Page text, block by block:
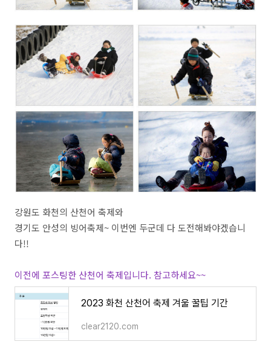
강원도 화천의 산천어 축제와
경기도 안성의 빙어축제~ 이번엔 두군데 다 도전해봐야겠습니
다!!
이전에 포스팅한 산천어 축제입니다. 참고하세요~~
2023 화천 산천어 축제 겨울 꿀팁 기간
clear2120.com